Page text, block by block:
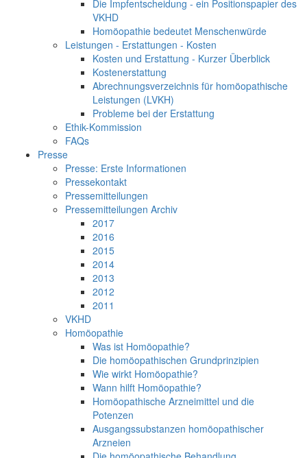
Die Impfentscheidung - ein Positionspapier des
VKHD
Homöopathie bedeutet Menschenwürde
Leistungen - Erstattungen - Kosten
Kosten und Erstattung - Kurzer Überblick
Kostenerstattung
Abrechnungsverzeichnis für homöopathische
Leistungen (LVKH)
Probleme bei der Erstattung
Ethik-Kommission
FAQs
Presse
Presse: Erste Informationen
Pressekontakt
Pressemitteilungen
Pressemitteilungen Archiv
2017
2016
2015
2014
2013
2012
2011
VKHD
Homöopathie
Was ist Homöopathie?
Die homöopathischen Grundprinzipien
Wie wirkt Homöopathie?
Wann hilft Homöopathie?
Homöopathische Arzneimittel und die
Potenzen
Ausgangssubstanzen homöopathischer
Arzneien